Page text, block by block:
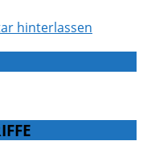
hinterlassen